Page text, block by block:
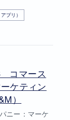
プリ）
コマース
ケティン
）
ニー：マーケ